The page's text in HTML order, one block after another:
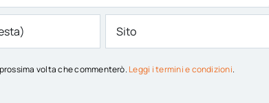
volta che commenterò. Leggi i termini e condizioni.